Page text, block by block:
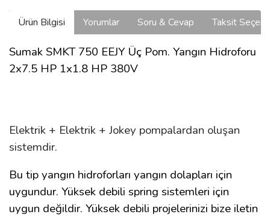
Ürün Bilgisi Yorumlar Soru & Cevap Taksit
Sumak SMKT 750 EEJY Üç Pom. Yangın Hidroforu
2x7.5 HP 1x1.8 HP 380V
Elektrik + Elektrik + Jokey pompalardan oluşan
sistemdir.
Bu tip yangın hidroforları yangın dolapları için
uygundur. Yüksek debili spring sistemleri için
uygun değildir. Yüksek debili projelerinizi bize iletin